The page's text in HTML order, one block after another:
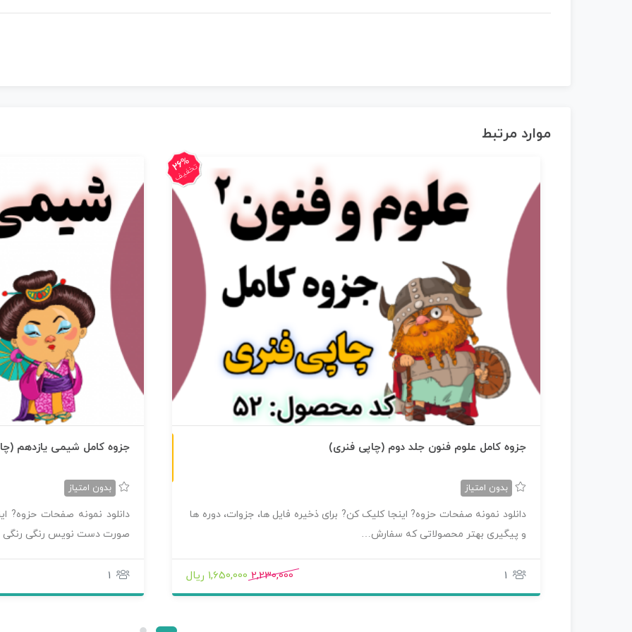
موارد مرتبط
26%
تخفیف
جزوه کامل علوم فنون جلد دوم (چاپی فنری)
بدون امتیاز
دانلود نمونه صفحات حزوه? اینجا کلیک کن? برای ذخیره فایل ها، جزوات، دوره ها
و پیگیری بهتر محصولاتی که سفارش…
1
2,230,000 1,650,000 ریال
جزوه کامل شیمی یازدهم
بدون امتیاز
دانلود نمونه صفحات حزوه?
صورت دست نویس رنگی
1